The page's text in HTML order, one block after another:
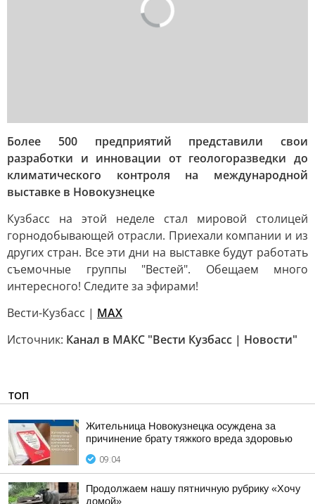
Более 500 предприятий представили свои
разработки и инновации от геологоразведки до
климатического контроля на международной
выставке в Новокузнецке
Кузбасс на этой неделе стал мировой столицей
горнодобывающей отрасли. Приехали компании и из
других стран. Все эти дни на выставке будут работать
съемочные группы "Вестей". Обещаем много
интересного! Следите за эфирами!
Вести-Кузбасс | MAX
Источник: Канал в МАКС "Вести Кузбасс | Новости"
ТОП
Жительница Новокузнецка осуждена за
причинение брату тяжкого вреда здоровью
09:04
Продолжаем нашу пятничную рубрику «Хочу
домой»